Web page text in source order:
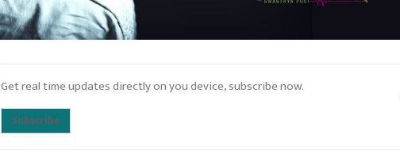
Get real time updates directly on you device, subscribe now.
Subscribe